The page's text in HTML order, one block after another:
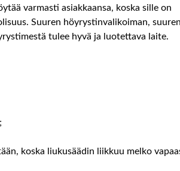
varmasti asiakkaansa, koska sille on
Suuren höyrystinvalikoiman, suuren
tulee hyvä ja luotettava laite.
koska liukusäädin liikkuu melko